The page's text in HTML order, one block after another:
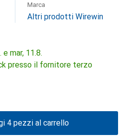
Marca
Altri prodotti Wirewin
e mar, 11.8.
presso il fornitore terzo
4 pezzi al carrello